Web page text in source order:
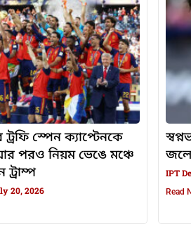
ট্রফি স্পেন ক্যাপ্টেনকে
পরও নিয়ম ভেঙে মঞ্চে
ট্রাম্প
20, 2026
জলে
IPT
Read